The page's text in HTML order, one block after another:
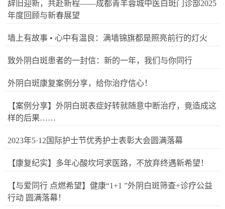
辞旧迎新，共赴新程——成都青羊蓉城中医白斑门诊部2025
年度回顾与新春展望
墙上有故事 • 心中有温良：满墙锦旗都是照亮前行的灯火
致外阴白斑患者的一封信：新的一年，我们与你同行
外阴白斑康复案例分享，给你治疗信心！
【案例分享】外阴白斑表症好转就随意中断治疗，竟造成这
样的后果……
2023年5·12国际护士节优秀护士表彰大会圆满落幕
【康复纪实】多年心酸坎坷求医路，不放弃终遇新希望！
【与爱同行 点燃希望】健康“1+1 ”外阴白斑筛查+诊疗公益
行动 圆满落幕！